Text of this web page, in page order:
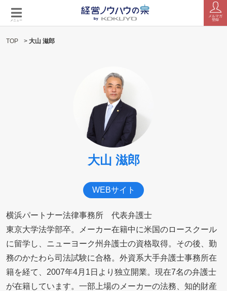
メニュー
メルマガ
登録
TOP > 大山 滋郎
大山 滋郎
WEBサイト
横浜パートナー法律事務所 代表弁護士
東京大学法学部卒。メーカー在籍中に米国のロースクール
に留学し、ニューヨーク州弁護士の資格取得。その後、勤
務のかたわら司法試験に合格。外資系大手弁護士事務所在
籍を経て、2007年4月1日より独立開業。現在7名の弁護士
が在籍しています。一部上場のメーカーの法務、知的財産